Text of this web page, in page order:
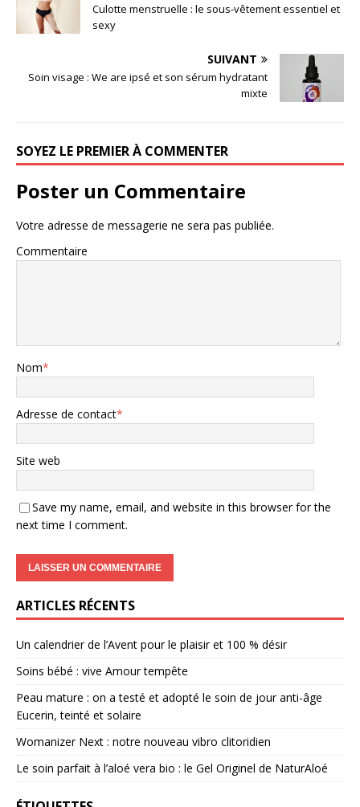
Culotte menstruelle : le sous-vêtement essentiel et
sexy
SUIVANT
Soin visage : We are ipsé et son sérum hydratant
mixte
SOYEZ LE PREMIER À COMMENTER
Poster un Commentaire
Votre adresse de messagerie ne sera pas publiée.
Commentaire
Nom*
Adresse de contact*
Site web
Save my name, email, and website in this browser for the
next time I comment.
ARTICLES RÉCENTS
Un calendrier de l’Avent pour le plaisir et 100 % désir
Soins bébé : vive Amour tempête
Peau mature : on a testé et adopté le soin de jour anti-âge
Eucerin, teinté et solaire
Womanizer Next : notre nouveau vibro clitoridien
Le soin parfait à l’aloé vera bio : le Gel Originel de NaturAloé